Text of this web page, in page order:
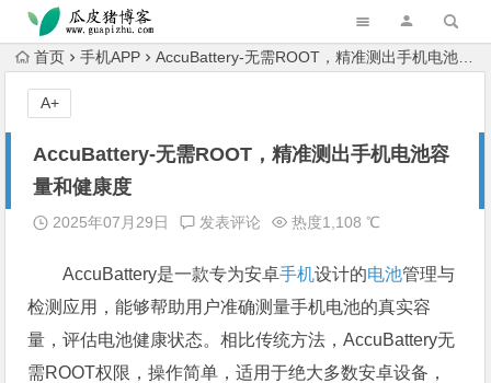
跳转到主内容
首页 手机APP AccuBattery-无需ROOT，精准测出手机电池容量和健康度
AccuBattery-无需ROOT，精准测出手机电池容
量和健康度
2025年07月29日 发表评论 热度1,108 ℃
AccuBattery是一款专为安卓手机设计的电池管理与
检测应用，能够帮助用户准确测量手机电池的真实容
量，评估电池健康状态。相比传统方法，AccuBattery无
需ROOT权限，操作简单，适用于绝大多数安卓设备，
A+